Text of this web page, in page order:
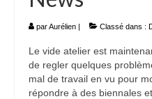
parAurélien | Classé dans :
Le vide atelier est
de regler quelques
mal de travail en vu pour
répondre à des biennales